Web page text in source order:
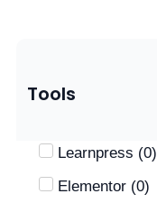
Tools
Learnpress (0)
Elementor (0)